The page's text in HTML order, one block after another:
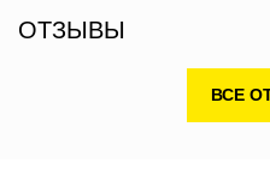
ОТЗЫВЫ
ВСЕ